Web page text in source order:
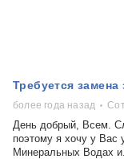
Требуется
более года назад
День добрый, Всем.
поэтому я хочу у Вас
Минеральных Водах